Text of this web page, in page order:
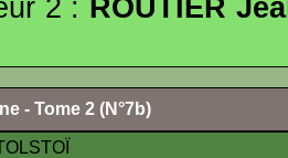
2 : ROUTIER
- Tome 2 (N°7b)